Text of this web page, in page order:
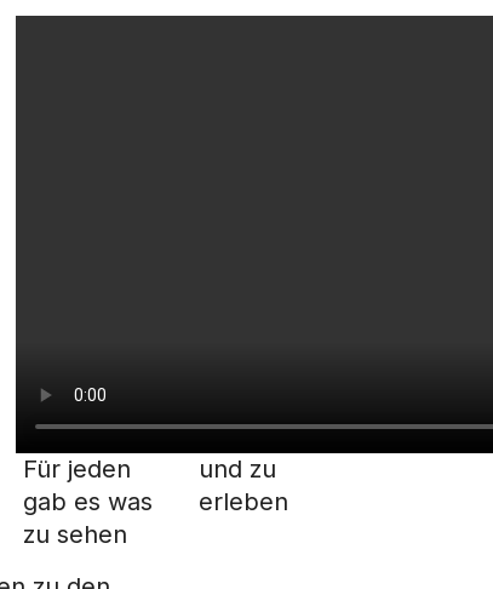
Für jeden
gab es was
zu sehen
und zu
erleben